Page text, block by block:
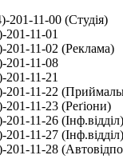
201-11-00 (Студія)
11-01
11-02 (Реклама)
11-08
11-21
11-22
11-23 (Реґіони)
11-26 (Інф.відділ)
11-27 (Інф.відділ)
11-28